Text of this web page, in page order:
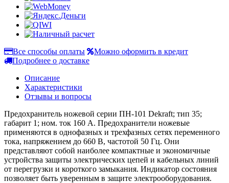
Все способы оплаты
Можно оформить в кредит
Подробнее о доставке
Описание
Характеристики
Отзывы и вопросы
Предохранитель ножевой серии ПН-101 Dekraft; тип 35;
габарит 1; ном. ток 160 А. Предохранители ножевые
применяются в однофазных и трехфазных сетях переменного
тока, напряжением до 660 В, частотой 50 Гц. Они
представляют собой наиболее компактные и экономичные
устройства защиты электрических цепей и кабельных линий
от перегрузки и короткого замыкания. Индикатор состояния
позволяет быть уверенным в защите электрооборудования.